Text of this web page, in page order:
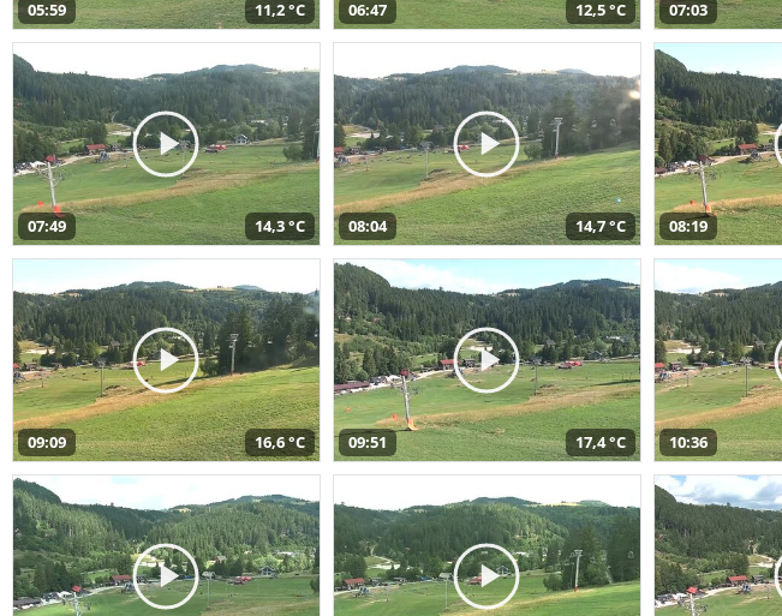
05:59 11,2 °C 06:47 12,5 °C 07:03
07:49 14,3 °C 08:04 14,7 °C 08:19
09:09 16,6 °C 09:51 17,4 °C 10:36